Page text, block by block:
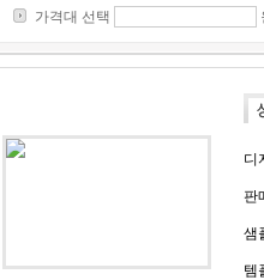
가격대 선택
디
판
샘
템